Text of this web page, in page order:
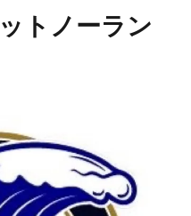
トノーラン